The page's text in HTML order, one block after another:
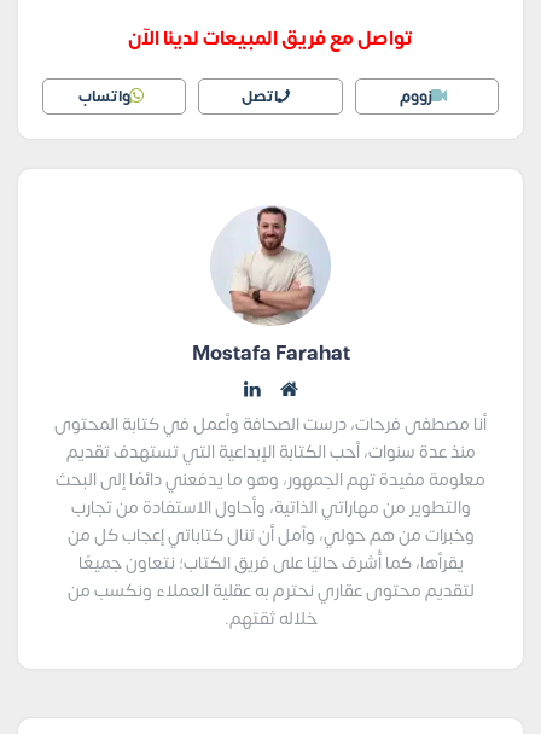
تواصل مع فريق المبيعات لدينا الآن
زووم اتصل واتساب
Mostafa Farahat
أنا مصطفى فرحات، درست الصحافة وأعمل في كتابة المحتوى
منذ عدة سنوات، أحب الكتابة الإبداعية التي تستهدف تقديم
معلومة مفيدة تهم الجمهور، وهو ما يدفعني دائمًا إلى البحث
والتطوير من مهاراتي الذاتية، وأحاول الاستفادة من تجارب
وخبرات من هم حولي، وآمل أن تنال كتاباتي إعجاب كل من
يقرأها، كما أُشرف حاليًا على فريق الكتاب؛ نتعاون جميعًا
لتقديم محتوى عقاري نحترم به عقلية العملاء ونكسب من
خلاله ثقتهم.